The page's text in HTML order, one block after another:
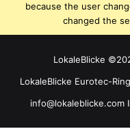
because the user
changed the
LokaleBlicke
LokaleBlicke Eurotec-
info@lokaleblicke.com